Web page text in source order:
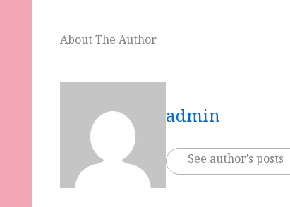
About The Author
admin
See author's posts